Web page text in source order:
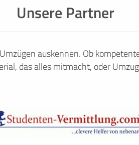
Unsere Partner
auskennen. Ob
das alles mitmacht, oder